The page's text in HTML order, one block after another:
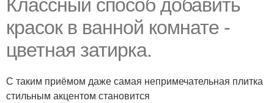
Классный способ добавить
красок в ванной комнате -
цветная затирка.
С таким приёмом даже самая непримечательная плитка
стильным акцентом становится